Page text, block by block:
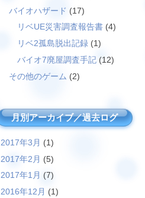
バイオハザード (17)
リベUE災害調査報告書 (4)
リベ2孤島脱出記録 (1)
バイオ7廃屋調査手記 (12)
その他のゲーム (2)
月別アーカイブ／過去ログ
2017年3月 (1)
2017年2月 (5)
2017年1月 (7)
2016年12月 (1)